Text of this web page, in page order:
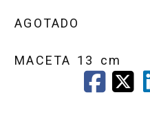
AGOTADO
MACETA 13 cm